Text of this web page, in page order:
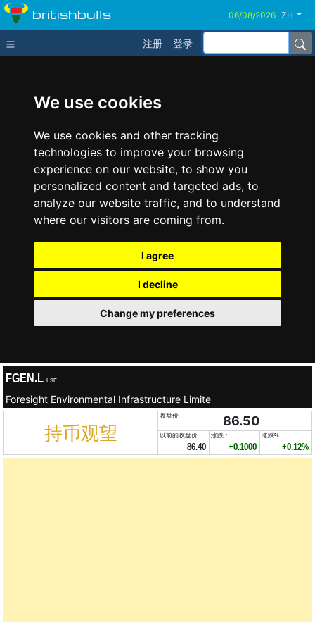
We use cookies
We use cookies and other tracking
technologies to improve your browsing
experience on our website, to show you
personalized content and targeted ads, to
analyze our website traffic, and to understand
where our visitors are coming from.
I agree
I decline
Change my preferences
britishbulls ZH
注册 登录
FGEN.L LSE
Foresight Environmental Infrastructure Limite
持币观望
收盘价 86.50
以前的收盘价
86.40
涨跌：
+0.1000
涨跌%
+0.12%